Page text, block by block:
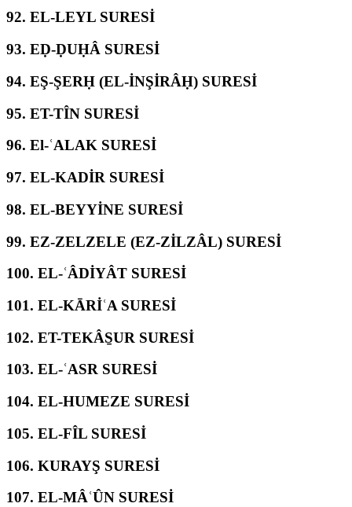
92. EL-LEYL SURESİ
93. EḌ-ḌUḤÂ SURESİ
94. EŞ-ŞERḤ (EL-İNŞİRÂḤ) SURESİ
95. ET-TÎN SURESİ
96. El-ʿALAK SURESİ
97. EL-KADİR SURESİ
98. EL-BEYYİNE SURESİ
99. EZ-ZELZELE (EZ-ZİLZÂL) SURESİ
100. EL-ʿÂDİYÂT SURESİ
101. EL-KĀRİʿA SURESİ
102. ET-TEKÂS̱UR SURESİ
103. EL-ʿASR SURESİ
104. EL-HUMEZE SURESİ
105. EL-FÎL SURESİ
106. KURAYŞ SURESİ
107. EL-MÂʿÛN SURESİ